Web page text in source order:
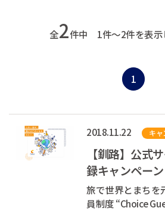
全2件中 1件～2件を表示
1
2018.11.22 キャ
【釧路】公式
録キャンペーン
旅で世界とまちを
員制度 “Choice